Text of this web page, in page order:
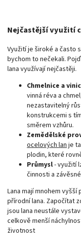
Nejčastější využití
Využití je široké a často
bychom to nečekali.
lana využívají nejčastěji.
Chmelnice a
vinná réva a
nezastavitelný
konstrukcemi s
směrem vzhůru.
Zemědělské
ocelových lan je
plodin, které
Průmysl- využití
činnosti a
Lana mají mnohem
přírodní lana. Započítat
jsou lana neustále
celkově menší
životnost